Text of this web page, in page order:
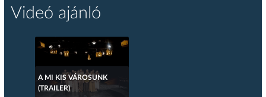
Videó ajánló
A MI KIS VÁROSUNK
(TRAILER)